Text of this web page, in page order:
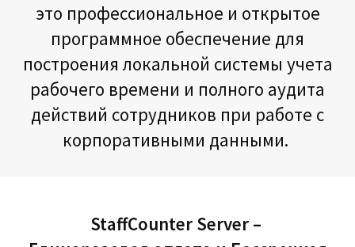
это профессиональное и открытое
программное обеспечение для
построения локальной системы учета
рабочего времени и полного аудита
действий сотрудников при работе с
корпоративными данными.
StaffCounter Server –